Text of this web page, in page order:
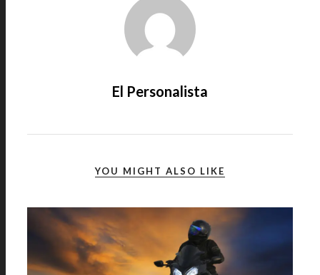
El Personalista
YOU MIGHT ALSO LIKE